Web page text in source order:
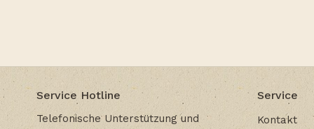
Service Hotline
Telefonische Unterstützung und
Service
Kontakt